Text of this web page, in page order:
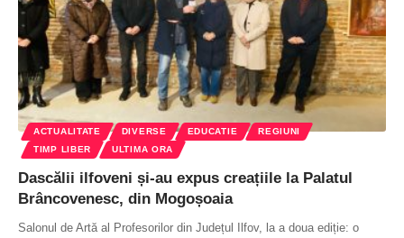
ACTUALITATE DIVERSE EDUCATIE
REGIUNI
TIMP LIBER
ULTIMA ORA
Dascălii ilfoveni și-au expus creațiile la Palatul
Brâncovenesc, din Mogoșoaia
Salonul de Artă al Profesorilor din Județul Ilfov, la a doua ediție: o